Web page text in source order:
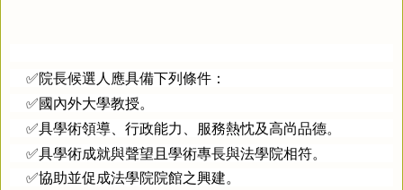
✅院長候選人應具備下列條件：
✅國內外大學教授。
✅具學術領導、行政能力、服務熱忱及高尚品德。
✅具學術成就與聲望且學術專長與法學院相符。
✅協助並促成法學院院館之興建。